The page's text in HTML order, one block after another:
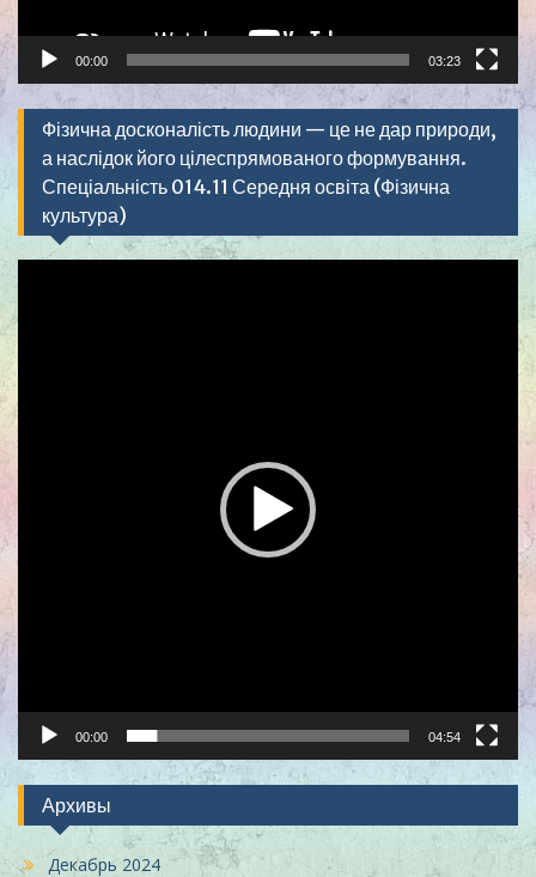
00:00 03:23
Фізична досконалість людини — це не дар природи,
а наслідок його цілеспрямованого формування.
Спеціальність 014.11 Середня освіта (Фізична
культура)
00:00 04:54
Архивы
Декабрь 2024